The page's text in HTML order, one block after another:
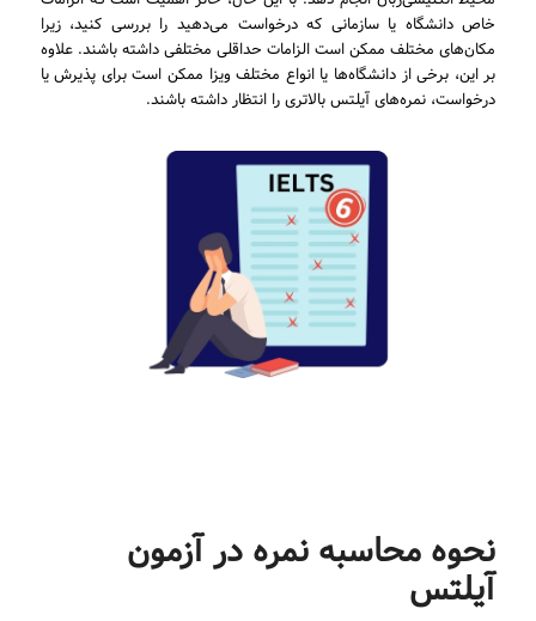
خاص دانشگاه یا سازمانی که درخواست می‌دهید را بررسی کنید، زیرا
مکان‌های مختلف ممکن است الزامات حداقلی مختلفی داشته باشند. علاوه
بر این، برخی از دانشگاه‌ها یا انواع مختلف ویزا ممکن است برای پذیرش یا
درخواست، نمره‌های آیلتس بالاتری را انتظار داشته باشند.
نحوه محاسبه نمره در آزمون
آیلتس